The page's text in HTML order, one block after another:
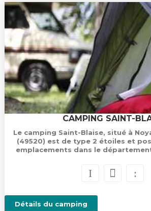
CAMPING SAINT-
Le camping Saint-Blaise, situé à
(49520) est de type 2 étoiles et
emplacements dans le
Détails du camping